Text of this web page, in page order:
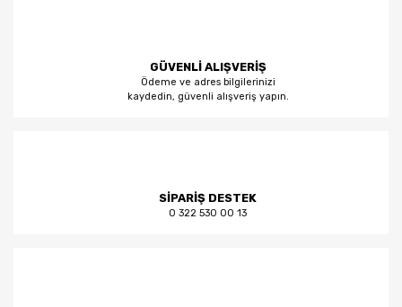
GÜVENLİ ALIŞVERİŞ
Ödeme ve adres bilgilerinizi
kaydedin, güvenli alışveriş yapın.
SİPARİŞ DESTEK
0 322 530 00 13